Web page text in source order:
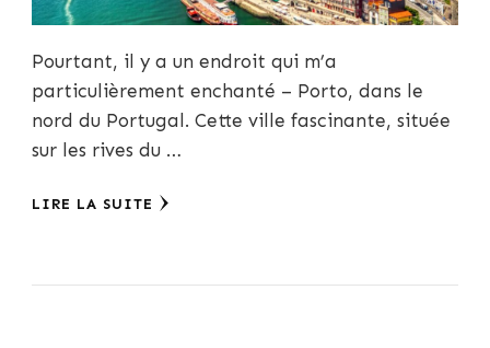
Pourtant, il y a un endroit qui m’a
particulièrement enchanté – Porto, dans le
nord du Portugal. Cette ville fascinante, située
sur les rives du …
LIRE LA SUITE